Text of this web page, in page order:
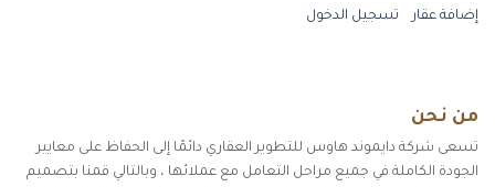
إضافة عقار تسجيل الدخول
من نحن
تسعى شركة دايموند هاوس للتطوير العقاري دائمًا إلى الحفاظ على معايير
الجودة الكاملة في جميع مراحل التعامل مع عملائها ، وبالتالي قمنا بتصميم